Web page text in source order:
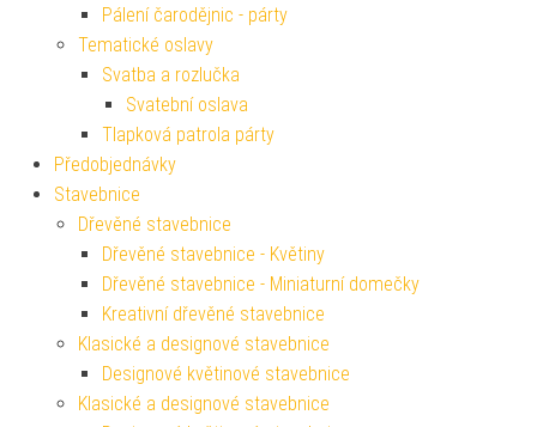
Pálení čarodějnic - párty
Tematické oslavy
Svatba a rozlučka
Svatební oslava
Tlapková patrola párty
Předobjednávky
Stavebnice
Dřevěné stavebnice
Dřevěné stavebnice - Květiny
Dřevěné stavebnice - Miniaturní domečky
Kreativní dřevěné stavebnice
Klasické a designové stavebnice
Designové květinové stavebnice
Klasické a designové stavebnice